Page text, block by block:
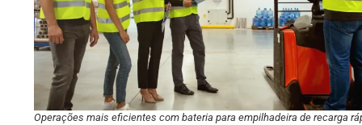
Operações mais eficientes com bateria para empilhadeira de recarga